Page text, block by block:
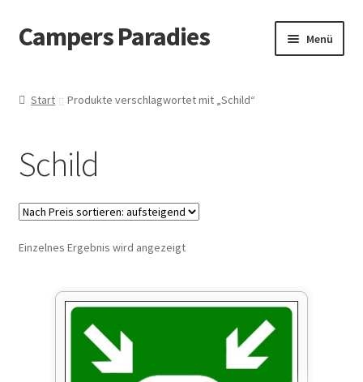
Zur
Navigation
Zum
Inhalt
Campers Paradies Menü
Outdoor
Bekleidung
Freizeitbeschäftigung
Haustier
Start Produkte verschlagwortet mit „Schild“
Schild
Einzelnes Ergebnis wird angezeigt